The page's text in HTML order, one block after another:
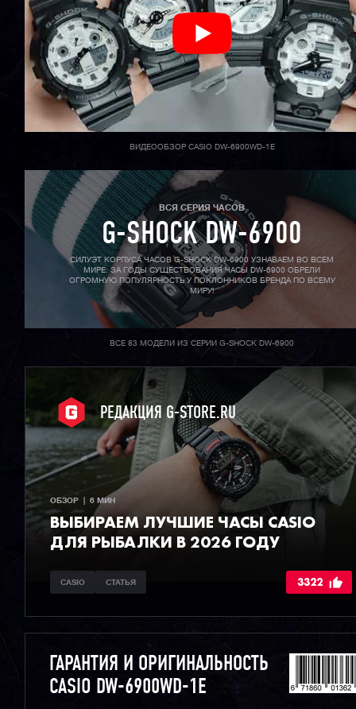
ВИДЕООБЗОР CASIO DW-6900WD-1E
ВСЯ СЕРИЯ ЧАСОВ
G-SHOCK DW-6900
СИЛУЭТ КОРПУСА ЧАСОВ G-SHOCK DW-6900 УЗНАВАЕМ ВО ВСЕМ
МИРЕ: ЗА ГОДЫ СУЩЕСТВОВАНИЯ ЧАСЫ DW-6900 ОБРЕЛИ
ОГРОМНУЮ ПОПУЛЯРНОСТЬ У ПОКЛОННИКОВ БРЕНДА ПО ВСЕМУ
МИРУ!
ВСЕ 83 МОДЕЛИ ИЗ СЕРИИ G-SHOCK DW-6900
РЕДАКЦИЯ G-STORE.RU
ОБЗОР  |  6 МИН
ВЫБИРАЕМ ЛУЧШИЕ ЧАСЫ СASIO
ДЛЯ РЫБАЛКИ В 2026 ГОДУ
CASIO СТАТЬЯ 3322
ГАРАНТИЯ И ОРИГИНАЛЬНОСТЬ
CASIO DW-6900WD-1E